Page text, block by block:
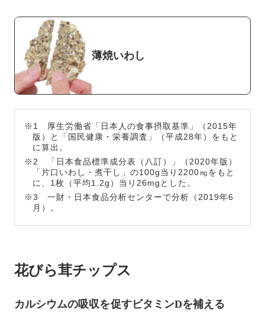
薄焼いわし
※1 厚生労働省「日本人の食事摂取基準」（2015年
版）と「国民健康・栄養調査」（平成28年）をもと
に算出。
※2 「日本食品標準成分表（八訂）」（2020年版）
「片口いわし・煮干し」の100g当り2200㎎をもと
に、1枚（平均1.2g）当り26mgとした。
※3 一財・日本食品分析センターで分析（2019年6
月）。
花びら茸チップス
カルシウムの吸収を促すビタミンDを補える